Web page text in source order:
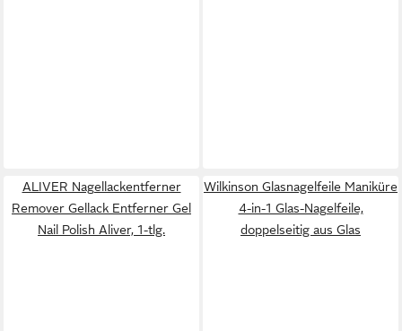
ALIVER Nagellackentferner
Remover Gellack Entferner Gel
Nail Polish Aliver, 1-tlg.
Wilkinson Glasnagelfeile Maniküre
4-in-1 Glas-Nagelfeile,
doppelseitig aus Glas